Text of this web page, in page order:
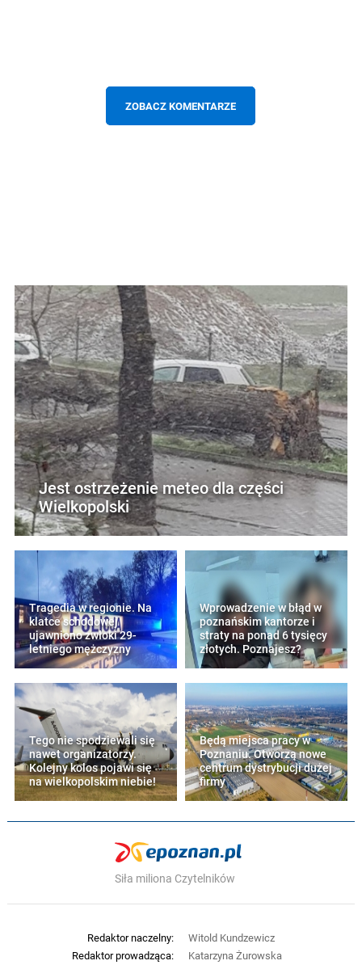
ZOBACZ KOMENTARZE
Jest ostrzeżenie meteo dla części
Wielkopolski
Tragedia w regionie. Na
klatce schodowej
ujawniono zwłoki 29-
letniego mężczyzny
Wprowadzenie w błąd w
poznańskim kantorze i
straty na ponad 6 tysięcy
złotych. Poznajesz?
Tego nie spodziewali się
nawet organizatorzy.
Kolejny kolos pojawi się
na wielkopolskim niebie!
Będą miejsca pracy w
Poznaniu. Otworzą nowe
centrum dystrybucji dużej
firmy
Siła miliona Czytelników
Redaktor naczelny:
Witold Kundzewicz
Redaktor prowadząca:
Katarzyna Żurowska